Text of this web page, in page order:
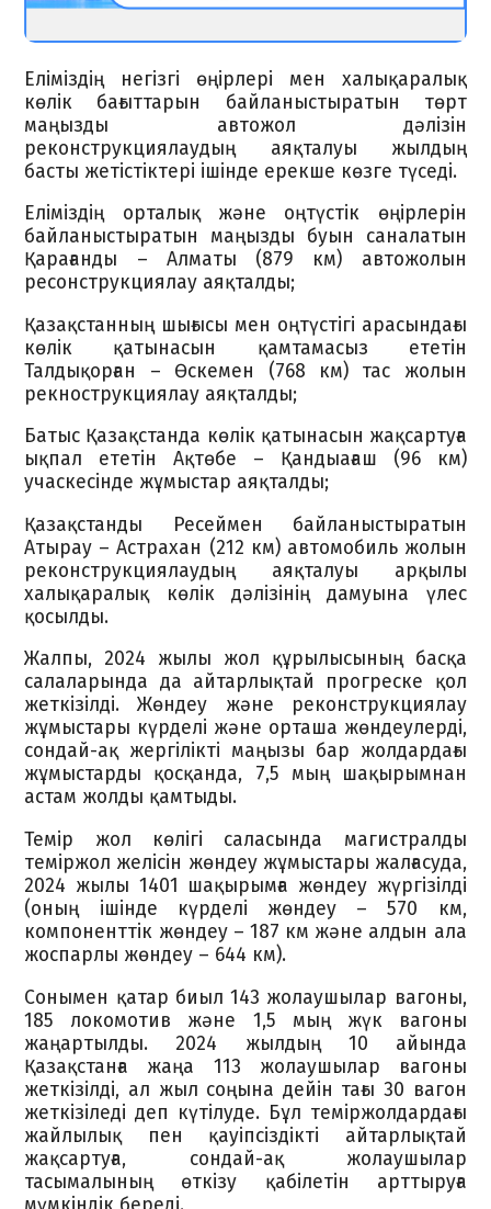
Еліміздің негізгі өңірлері мен халықаралық
көлік бағыттарын байланыстыратын төрт
маңызды автожол дәлізін
реконструкциялаудың аяқталуы жылдың
басты жетістіктері ішінде ерекше көзге түседі.
Еліміздің орталық және оңтүстік өңірлерін
байланыстыратын маңызды буын саналатын
Қарағанды – Алматы (879 км) автожолын
ресонструкциялау аяқталды;
Қазақстанның шығысы мен оңтүстігі арасындағы
көлік қатынасын қамтамасыз ететін
Талдықорған – Өскемен (768 км) тас жолын
рекнострукциялау аяқталды;
Батыс Қазақстанда көлік қатынасын жақсартуға
ықпал ететін Ақтөбе – Қандыағаш (96 км)
учаскесінде жұмыстар аяқталды;
Қазақстанды Ресеймен байланыстыратын
Атырау – Астрахан (212 км) автомобиль жолын
реконструкциялаудың аяқталуы арқылы
халықаралық көлік дәлізінің дамуына үлес
қосылды.
Жалпы, 2024 жылы жол құрылысының басқа
салаларында да айтарлықтай прогреске қол
жеткізілді. Жөндеу және реконструкциялау
жұмыстары күрделі және орташа жөндеулерді,
сондай-ақ жергілікті маңызы бар жолдардағы
жұмыстарды қосқанда, 7,5 мың шақырымнан
астам жолды қамтыды.
Темір жол көлігі саласында магистралды
теміржол желісін жөндеу жұмыстары жалғасуда,
2024 жылы 1401 шақырымға жөндеу жүргізілді
(оның ішінде күрделі жөндеу – 570 км,
компоненттік жөндеу – 187 км және алдын ала
жоспарлы жөндеу – 644 км).
Сонымен қатар биыл 143 жолаушылар вагоны,
185 локомотив және 1,5 мың жүк вагоны
жаңартылды. 2024 жылдың 10 айында
Қазақстанға жаңа 113 жолаушылар вагоны
жеткізілді, ал жыл соңына дейін тағы 30 вагон
жеткізіледі деп күтілуде. Бұл теміржолдардағы
жайлылық пен қауіпсіздікті айтарлықтай
жақсартуға, сондай-ақ жолаушылар
тасымалының өткізу қабілетін арттыруға